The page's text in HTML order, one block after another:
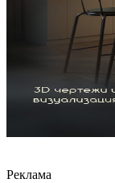
Реклама